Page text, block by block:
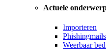
Actuele
Importeren
Phishingmails
Weerbaar